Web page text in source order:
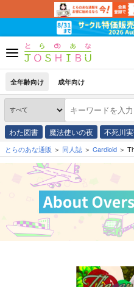
全年齢向け 成年向け
わた図書 魔法使いの夜 不死川
とらのあな通販 同人誌 Cardioid